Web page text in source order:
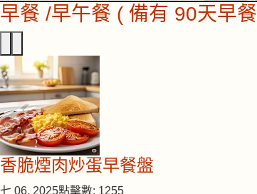
早餐 /早午餐 ( 備有 90天早
香脆煙肉炒蛋早餐盤
七 06, 2025點擊數: 1255